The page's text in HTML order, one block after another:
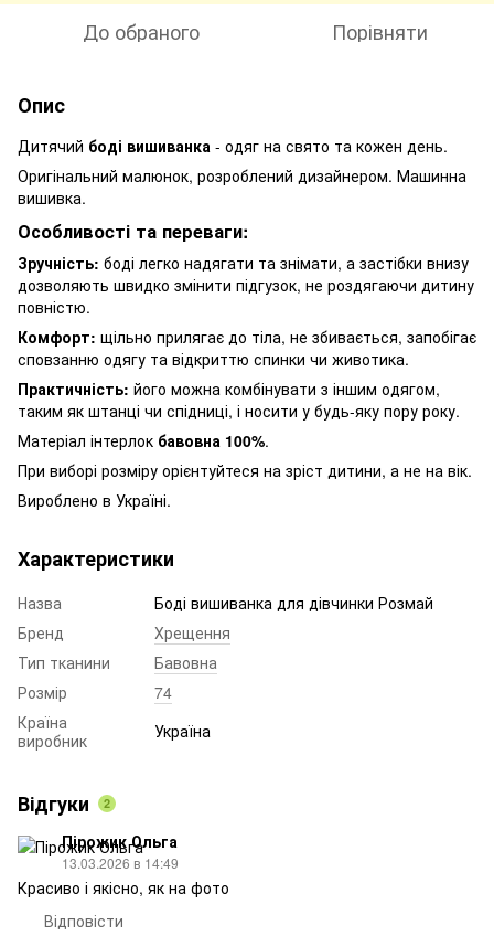
До обраного Порівняти
Опис
Дитячий боді вишиванка - одяг на свято та кожен день.
Оригінальний малюнок, розроблений дизайнером. Машинна
вишивка.
Особливоcті та переваги:
Зручність: боді легко надягати та знімати, а застібки внизу
дозволяють швидко змінити підгузок, не роздягаючи дитину
повністю.
Комфорт: щільно прилягає до тіла, не збивається, запобігає
сповзанню одягу та відкриттю спинки чи животика.
Практичність: його можна комбінувати з іншим одягом,
таким як штанці чи спідниці, і носити у будь-яку пору року.
Матеріал інтерлок бавовна 100%.
При виборі розміру орієнтуйтеся на зріст дитини, а не на вік.
Вироблено в Україні.
Характеристики
Назва
Боді вишиванка для дівчинки Розмай
Бренд
Хрещення
Тип тканини
Бавовна
Розмір
74
Країна
виробник
Україна
Відгуки 2
Пірожик Ольга
13.03.2026 в 14:49
Красиво і якісно, як на фото
Відповісти